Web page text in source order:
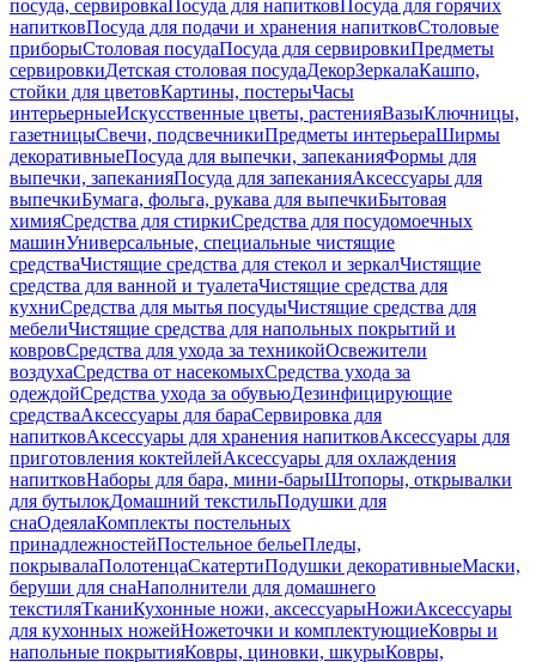
посуда, сервировкаПосуда для напитковПосуда для горячих
напитковПосуда для подачи и хранения напитковСтоловые
приборыСтоловая посудаПосуда для сервировкиПредметы
сервировкиДетская столовая посудаДекорЗеркалаКашпо,
стойки для цветовКартины, постерыЧасы
интерьерныеИскусственные цветы, растенияВазыКлючницы,
газетницыСвечи, подсвечникиПредметы интерьераШирмы
декоративныеПосуда для выпечки, запеканияФормы для
выпечки, запеканияПосуда для запеканияАксессуары для
выпечкиБумага, фольга, рукава для выпечкиБытовая
химияСредства для стиркиСредства для посудомоечных
машинУниверсальные, специальные чистящие
средстваЧистящие средства для стекол и зеркалЧистящие
средства для ванной и туалетаЧистящие средства для
кухниСредства для мытья посудыЧистящие средства для
мебелиЧистящие средства для напольных покрытий и
ковровСредства для ухода за техникойОсвежители
воздухаСредства от насекомыхСредства ухода за
одеждойСредства ухода за обувьюДезинфицирующие
средстваАксессуары для бараСервировка для
напитковАксессуары для хранения напитковАксессуары для
приготовления коктейлейАксессуары для охлаждения
напитковНаборы для бара, мини-барыШтопоры, открывалки
для бутылокДомашний текстильПодушки для
снаОдеялаКомплекты постельных
принадлежностейПостельное бельеПледы,
покрывалаПолотенцаСкатертиПодушки декоративныеМаски,
беруши для снаНаполнители для домашнего
текстиляТканиКухонные ножи, аксессуарыНожиАксессуары
для кухонных ножейНожеточки и комплектующиеКовры и
напольные покрытияКовры, циновки, шкурыКовры,